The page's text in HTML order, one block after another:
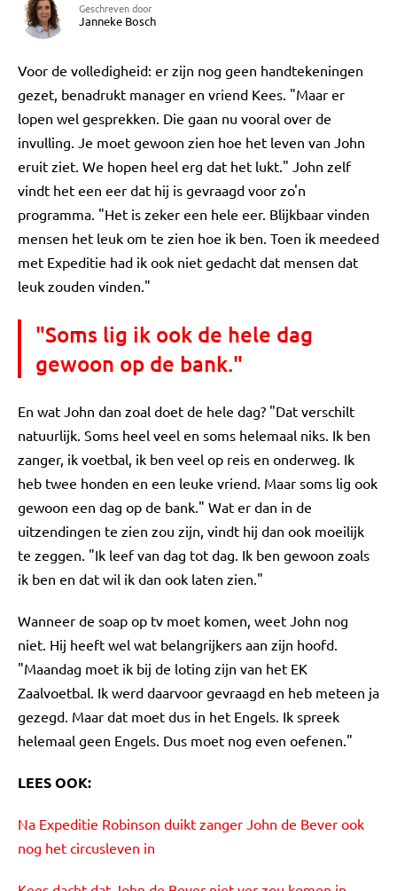
Geschreven door
Janneke Bosch
Voor de volledigheid: er zijn nog geen handtekeningen
gezet, benadrukt manager en vriend Kees. "Maar er
lopen wel gesprekken. Die gaan nu vooral over de
invulling. Je moet gewoon zien hoe het leven van John
eruit ziet. We hopen heel erg dat het lukt." John zelf
vindt het een eer dat hij is gevraagd voor zo'n
programma. "Het is zeker een hele eer. Blijkbaar vinden
mensen het leuk om te zien hoe ik ben. Toen ik meedeed
met Expeditie had ik ook niet gedacht dat mensen dat
leuk zouden vinden."
"Soms lig ik ook de hele dag
gewoon op de bank."
En wat John dan zoal doet de hele dag? "Dat verschilt
natuurlijk. Soms heel veel en soms helemaal niks. Ik ben
zanger, ik voetbal, ik ben veel op reis en onderweg. Ik
heb twee honden en een leuke vriend. Maar soms lig ook
gewoon een dag op de bank." Wat er dan in de
uitzendingen te zien zou zijn, vindt hij dan ook moeilijk
te zeggen. "Ik leef van dag tot dag. Ik ben gewoon zoals
ik ben en dat wil ik dan ook laten zien."
Wanneer de soap op tv moet komen, weet John nog
niet. Hij heeft wel wat belangrijkers aan zijn hoofd.
"Maandag moet ik bij de loting zijn van het EK
Zaalvoetbal. Ik werd daarvoor gevraagd en heb meteen ja
gezegd. Maar dat moet dus in het Engels. Ik spreek
helemaal geen Engels. Dus moet nog even oefenen."
LEES OOK:
Na Expeditie Robinson duikt zanger John de Bever ook
nog het circusleven in